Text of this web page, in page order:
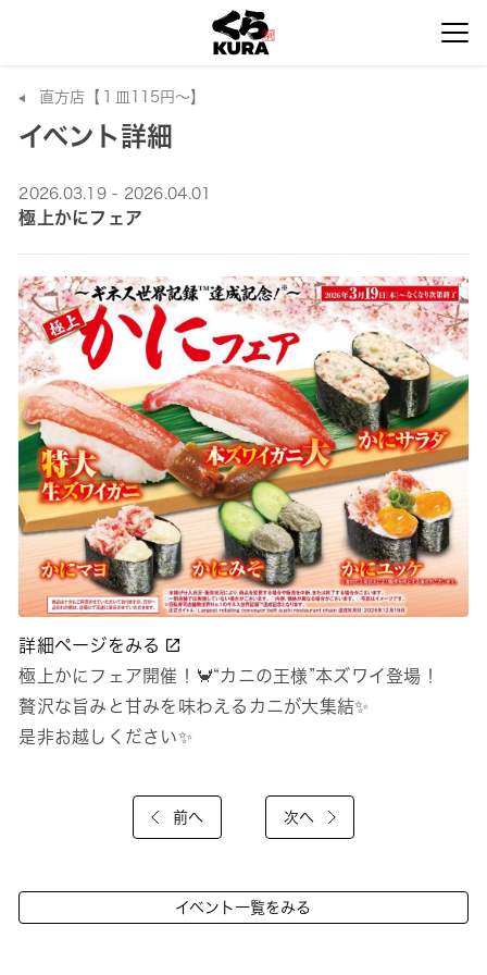
直方店【１皿115円～】
イベント詳細
2026.03.19 - 2026.04.01
極上かにフェア
詳細ページをみる
極上かにフェア開催！🦀“カニの王様”本ズワイ登場！
贅沢な旨みと甘みを味わえるカニが大集結✨
是非お越しください✨
前へ 次へ
イベント一覧をみる